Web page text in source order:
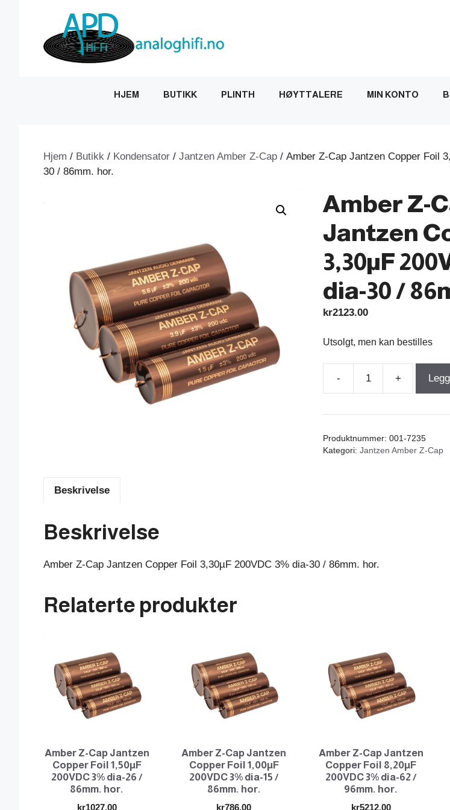
HJEM BUTIKK PLINTH HØYTTALERE MIN KONTO
Hjem / Butikk / Kondensator / Jantzen Amber Z-Cap / Amber Z-Cap Jantzen Copper Foil
30 / 86mm. hor.
Amber Z-
Jantzen
3,30µF
dia-30 /
kr2123.00
Utsolgt, men kan bestilles
-
Cap
Copper
86mm.
+
Produktnummer:001-7235
Kategori:Jantzen Amber Z-Cap
Beskrivelse
Beskrivelse
Amber Z-Cap Jantzen Copper Foil 3,30µF 200VDC 3% dia-30 / 86mm. hor.
Relaterte produkter
Amber Z-Cap Jantzen
Copper Foil 1,50µF
200VDC 3% dia-26 /
86mm. hor.
kr1027.00
Amber Z-Cap Jantzen
Copper Foil 1,00µF
200VDC 3% dia-15 /
86mm. hor.
kr786.00
Amber Z-Cap Jantzen
Copper Foil 8,20µF
200VDC 3% dia-62 /
96mm. hor.
kr5212.00